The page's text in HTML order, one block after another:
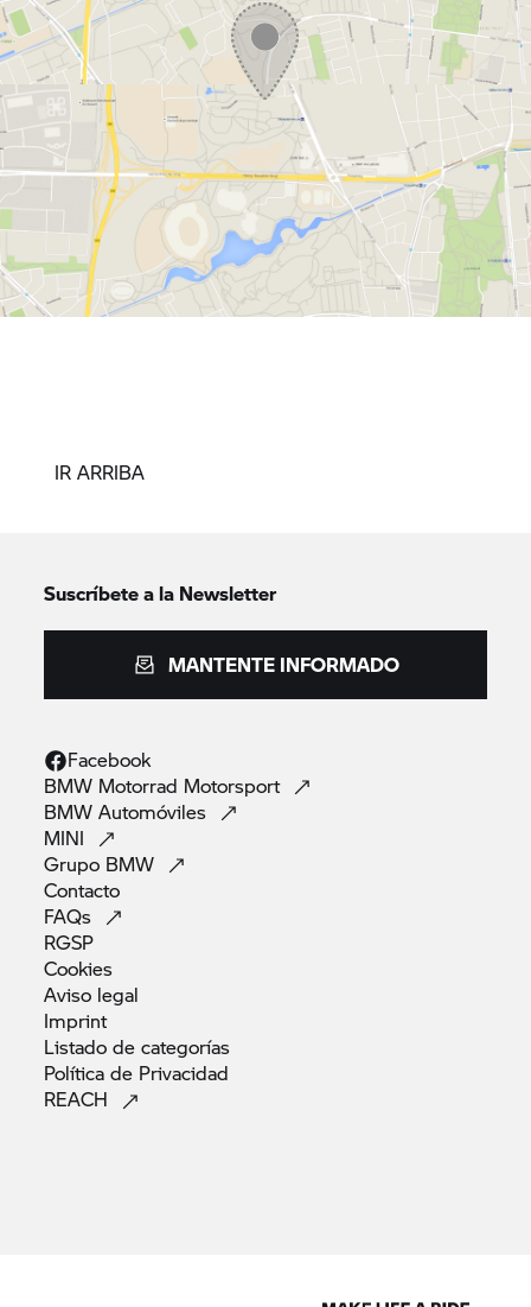
IR ARRIBA
Suscríbete a la Newsletter
MANTENTE INFORMADO
Facebook
BMW Motorrad Motorsport
BMWAutomóviles
MINI
Grupo BMW
Contacto
FAQs
RGSP
Cookies
Aviso legal
Imprint
Listado decategorías
Política de Privacidad
REACH